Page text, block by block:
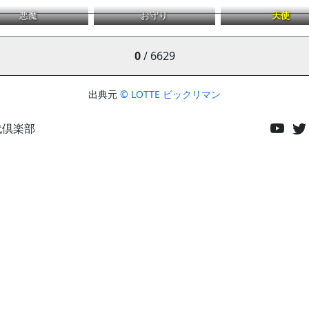
悪魔 お守り 天使
0/ 6629
出典元 © LOTTE ビックリマン
楽部